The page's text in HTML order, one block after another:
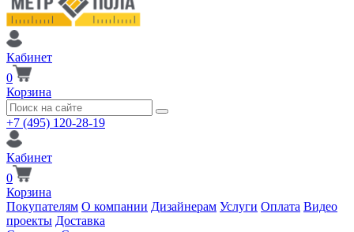
Кабинет
0
Корзина
+7 (495) 120-28-19
Кабинет
0
Корзина
Покупателям О компании Дизайнерам Услуги Оплата Видео
проекты Доставка